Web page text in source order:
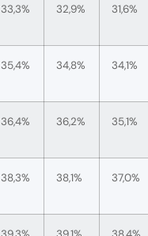
33,3% 32,9% 31,6%
35,4% 34,8% 34,1%
36,4% 36,2% 35,1%
38,3% 38,1% 37,0%